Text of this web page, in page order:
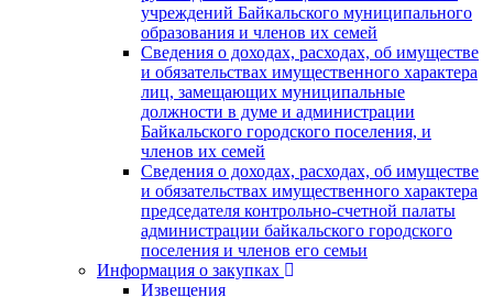
учреждений Байкальского муниципального
образования и членов их семей
Сведения о доходах, расходах, об имуществе
и обязательствах имущественного характера
лиц, замещающих муниципальные
должности в думе и администрации
Байкальского городского поселения, и
членов их семей
Сведения о доходах, расходах, об имуществе
и обязательствах имущественного характера
председателя контрольно-счетной палаты
администрации байкальского городского
поселения и членов его семьи
Информация о закупках
Извещения